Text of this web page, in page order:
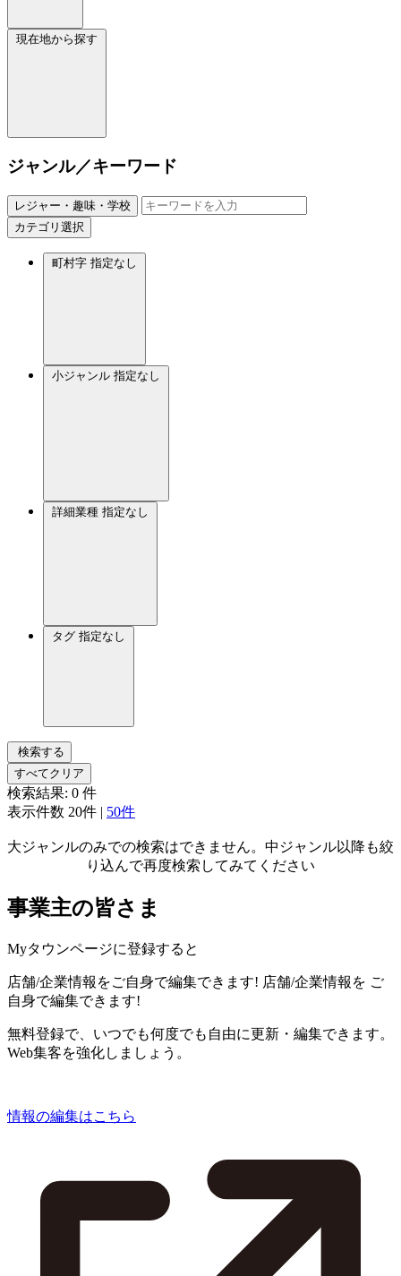
現在地から探す
ジャンル／キーワード
レジャー・趣味・学校
カテゴリ選択
町村字 指定なし
小ジャンル 指定なし
詳細業種 指定なし
タグ 指定なし
検索する
すべてクリア
検索結果: 0 件
表示件数 20件 | 50件
大ジャンルのみでの検索はできません。中ジャンル以降も絞
り込んで再度検索してみてください
事業主の皆さま
Myタウンページに登録すると
店舗/企業情報をご自身で編集できます! 店舗/企業情報を ご
自身で編集できます!
無料登録で、いつでも何度でも自由に更新・編集できます。
Web集客を強化しましょう。
情報の編集はこちら